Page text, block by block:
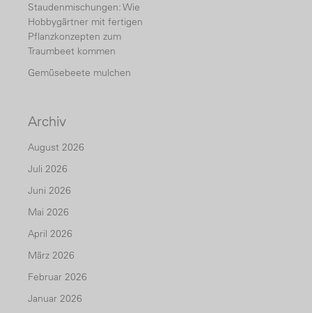
Staudenmischungen: Wie
Hobbygärtner mit fertigen
Pflanzkonzepten zum
Traumbeet kommen
Gemüsebeete mulchen
Archiv
August 2026
Juli 2026
Juni 2026
Mai 2026
April 2026
März 2026
Februar 2026
Januar 2026